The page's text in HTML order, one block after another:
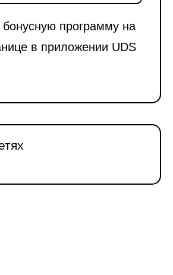
программу на
в приложении UDS